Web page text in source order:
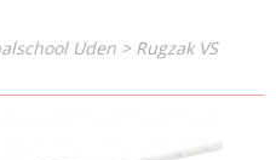
Uden > Rugzak VS